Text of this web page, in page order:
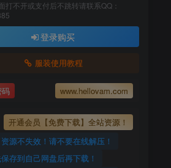
打不开或支付后不跳转请联系QQ：
登录购买
服装使用教程
www.hellovam.com
开通会员【免费下载】全站资源！
源不失效！请不要在线解压！
存到自己网盘后再下载！